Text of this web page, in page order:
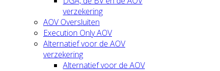
verzekering
AOV Oversluiten
Execution Only AOV
Alternatief voor de AOV
verzekering
Alternatief voor de AOV